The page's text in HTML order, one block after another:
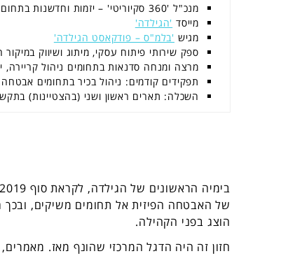
מנכ"ל '360 סקיוריטי' – יזמות וחדשנות בתחום הביטחון
מייסד 'הגילדה'
מגיש 'בלמ"ס – פודקאסט הגילדה'
ספק שירותי פיתוח עסקי, מיתוג ושיווק במיקור
מרצה ומנחה סדנאות בתחומים ניהול קריירה,
תפקידים קודמים: ניהול בכיר בתחומים
השכלה: תארים ראשון ושני (בהצטיינות)
של האבטחה הפיזית אל תחומים משיקים,
הוצג בפני הקהילה.
חזון זה היה הדגל המרכזי שהונף מאז.